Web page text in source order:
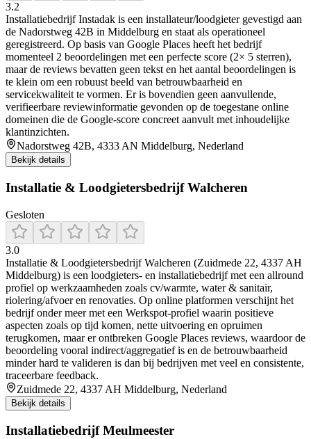
3.2
Installatiebedrijf Instadak is een installateur/loodgieter gevestigd aan
de Nadorstweg 42B in Middelburg en staat als operationeel
geregistreerd. Op basis van Google Places heeft het bedrijf
momenteel 2 beoordelingen met een perfecte score (2× 5 sterren),
maar de reviews bevatten geen tekst en het aantal beoordelingen is
te klein om een robuust beeld van betrouwbaarheid en
servicekwaliteit te vormen. Er is bovendien geen aanvullende,
verifieerbare reviewinformatie gevonden op de toegestane online
domeinen die de Google-score concreet aanvult met inhoudelijke
klantinzichten.
Nadorstweg 42B, 4333 AN Middelburg, Nederland
Bekijk details
Installatie & Loodgietersbedrijf Walcheren
Gesloten
3.0
Installatie & Loodgietersbedrijf Walcheren (Zuidmede 22, 4337 AH
Middelburg) is een loodgieters- en installatiebedrijf met een allround
profiel op werkzaamheden zoals cv/warmte, water & sanitair,
riolering/afvoer en renovaties. Op online platformen verschijnt het
bedrijf onder meer met een Werkspot-profiel waarin positieve
aspecten zoals op tijd komen, nette uitvoering en opruimen
terugkomen, maar er ontbreken Google Places reviews, waardoor de
beoordeling vooral indirect/aggregatief is en de betrouwbaarheid
minder hard te valideren is dan bij bedrijven met veel en consistente,
traceerbare feedback.
Zuidmede 22, 4337 AH Middelburg, Nederland
Bekijk details
Installatiebedrijf Meulmeester